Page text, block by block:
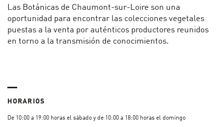
Las Botánicas de Chaumont-sur-Loire son una
oportunidad para encontrar las colecciones vegetales
puestas a la venta por auténticos productores reunidos
en torno a la transmisión de conocimientos.
HORARIOS
De 10:00 a 19:00 horas el sábado y de 10:00 a 18:00 horas el domingo